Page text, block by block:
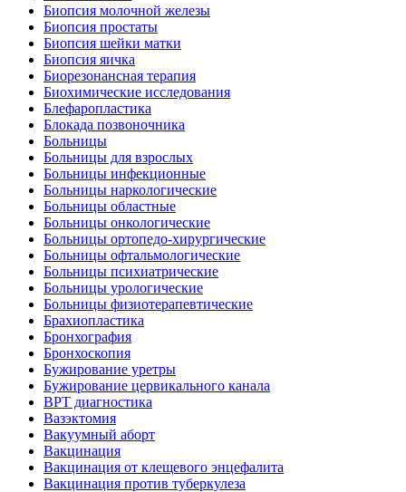
Биопсия молочной железы
Биопсия простаты
Биопсия шейки матки
Биопсия яичка
Биорезонансная терапия
Биохимические исследования
Блефаропластика
Блокада позвоночника
Больницы
Больницы для взрослых
Больницы инфекционные
Больницы наркологические
Больницы областные
Больницы онкологические
Больницы ортопедо-хирургические
Больницы офтальмологические
Больницы психиатрические
Больницы урологические
Больницы физиотерапевтические
Брахиопластика
Бронхография
Бронхоскопия
Бужирование уретры
Бужирование цервикального канала
ВРТ диагностика
Вазэктомия
Вакуумный аборт
Вакцинация
Вакцинация от клещевого энцефалита
Вакцинация против туберкулеза